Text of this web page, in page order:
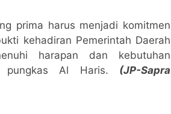
prima harus menjadi komitmen
kehadiran Pemerintah Daerah
harapan dan kebutuhan
pungkas Al Haris. (JP-Sapra